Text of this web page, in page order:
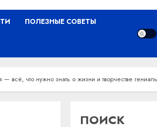
ПОЛЕЗНЫЕ СОВЕТЫ
что нужно знать о жизни и творчестве
ПОИСК